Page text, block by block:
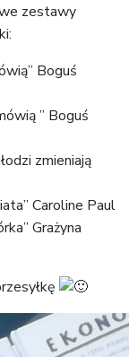
zestawy
Boguś
” Boguś
zmieniają
Caroline Paul
Grażyna